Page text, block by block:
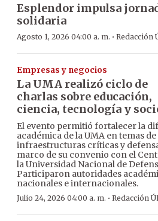
Esplendor impulsa
solidaria
Agosto 1, 2026 04:00 a. m. · Redacción
Empresas y negocios
La UMA realizó ciclo de
charlas sobre educación,
ciencia, tecnología y
El evento permitió fortalecer la
académica de la UMA en temas
infraestructuras críticas y
marco de su convenio con el
la Universidad Nacional de
Participaron autoridades
nacionales e internacionales.
Julio 24, 2026 04:00 a. m. · Redacción